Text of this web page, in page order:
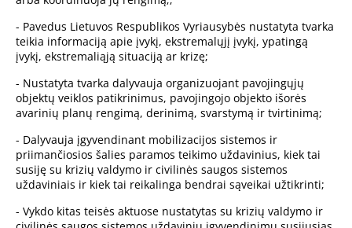
- Pavedus Lietuvos Respublikos Vyriausybės nustatyta tvarka
teikia informaciją apie įvykį, ekstremalųjį įvykį, ypatingą
įvykį, ekstremaliąją situaciją ar krizę;
- Nustatyta tvarka dalyvauja organizuojant pavojingųjų
objektų veiklos patikrinimus, pavojingojo objekto išorės
avarinių planų rengimą, derinimą, svarstymą ir tvirtinimą;
- Dalyvauja įgyvendinant mobilizacijos sistemos ir
priimančiosios šalies paramos teikimo uždavinius, kiek tai
susiję su krizių valdymo ir civilinės saugos sistemos
uždaviniais ir kiek tai reikalinga bendrai sąveikai užtikrinti;
- Vykdo kitas teisės aktuose nustatytas su krizių valdymo ir